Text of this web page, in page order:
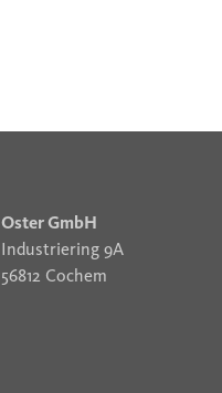
Oster GmbH
Industriering 9A
56812 Cochem